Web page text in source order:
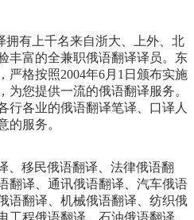
有上千名来自浙大、上外、北
丰富的全兼职俄语翻译译员。东
严格按照2004年6月1日颁布实施
为您提供一流的俄语翻译服务。
行各业的俄语翻译笔译、口译人
的服务。
、移民俄语翻译、法律俄语翻
翻译、通讯俄语翻译、汽车俄语
语翻译、机械俄语翻译、纺织俄
工程俄语翻译、石油俄语翻译、